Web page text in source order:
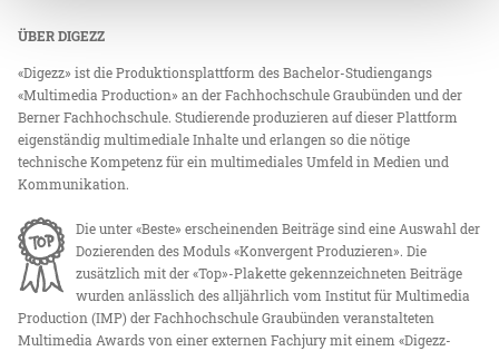
ÜBER DIGEZZ
«Digezz» ist die Produktionsplattform des Bachelor-Studiengangs
«Multimedia Production» an der Fachhochschule Graubünden und der
Berner Fachhochschule. Studierende produzieren auf dieser Plattform
eigenständig multimediale Inhalte und erlangen so die nötige
technische Kompetenz für ein multimediales Umfeld in Medien und
Kommunikation.
Die unter «Beste» erscheinenden Beiträge sind eine Auswahl der
Dozierenden des Moduls «Konvergent Produzieren». Die
zusätzlich mit der «Top»-Plakette gekennzeichneten Beiträge
wurden anlässlich des alljährlich vom Institut für Multimedia
Production (IMP) der Fachhochschule Graubünden veranstalteten
Multimedia Awards von einer externen Fachjury mit einem «Digezz-